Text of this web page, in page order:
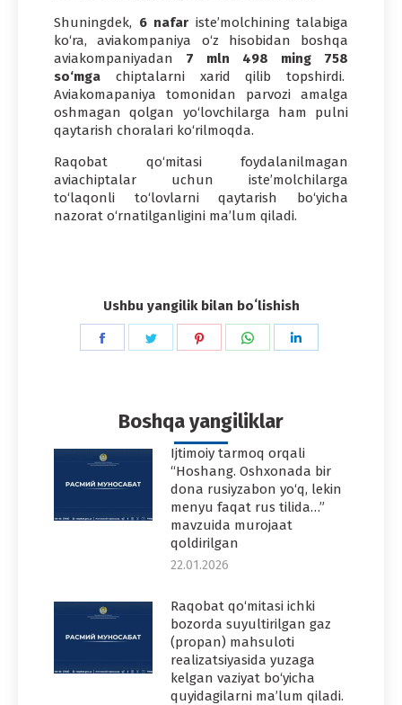
Shuningdek, 6 nafar iste’molchining talabiga
ko‘ra, aviakompaniya o‘z hisobidan boshqa
aviakompaniyadan 7 mln 498 ming 758
so‘mga chiptalarni xarid qilib topshirdi.
Aviakomapaniya tomonidan parvozi amalga
oshmagan qolgan yo‘lovchilarga ham pulni
qaytarish choralari ko‘rilmoqda.
Raqobat qo‘mitasi foydalanilmagan
aviachiptalar uchun iste’molchilarga
to‘laqonli to‘lovlarni qaytarish bo‘yicha
nazorat o‘rnatilganligini ma’lum qiladi.
Ushbu yangilik bilan boʻlishish
Share
Share
Share
Share
Boshqa yangiliklar
Ijtimoiy tarmoq orqali
“Hoshang. Oshxonada bir
dona rusiyzabon yo‘q, lekin
menyu faqat rus tilida…”
mavzuida murojaat
qoldirilgan
22.01.2026
Raqobat qo‘mitasi ichki
bozorda suyultirilgan gaz
(propan) mahsuloti
realizatsiyasida yuzaga
kelgan vaziyat bo‘yicha
quyidagilarni ma’lum qiladi.